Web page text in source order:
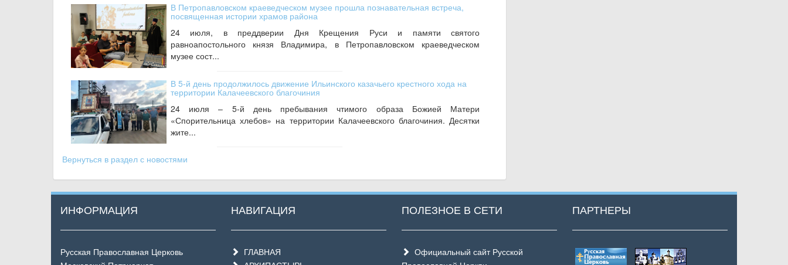
В Петропавловском краеведческом музее прошла познавательная встреча,
посвященная истории храмов района
24 июля, в преддверии Дня Крещения Руси и памяти святого
равноапостольного князя Владимира, в Петропавловском краеведческом
музее сост...
В 5-й день продолжилось движение Ильинского казачьего крестного хода на
территории Калачеевского благочиния
24 июля – 5-й день пребывания чтимого образа Божией Матери
«Спорительница хлебов» на территории Калачеевского благочиния. Десятки
жите...
Вернуться в раздел с новостями
ИНФОРМАЦИЯ
Русская Православная Церковь
НАВИГАЦИЯ
ГЛАВНАЯ
ПОЛЕЗНОЕ В СЕТИ
Официальный сайт Русской
ПАРТНЕРЫ